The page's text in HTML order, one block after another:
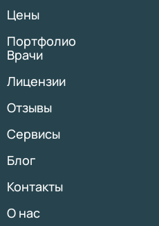
Цены
Портфолио
Врачи
Лицензии
Отзывы
Сервисы
Блог
Контакты
О нас